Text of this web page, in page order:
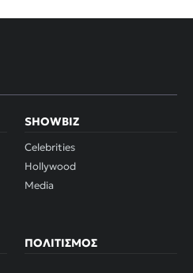
SHOWBIZ
Celebrities
Hollywood
Media
ΠΟΛΙΤΙΣΜΌΣ